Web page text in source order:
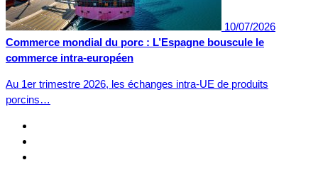
10/07/2026
Commerce mondial du porc : L’Espagne bouscule le
commerce intra-européen
Au 1er trimestre 2026, les échanges intra-UE de produits
porcins…